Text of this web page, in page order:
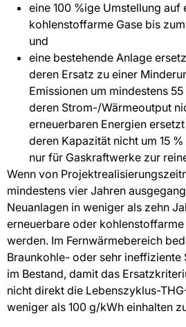
eine 100 %ige Umstellung auf
kohlenstoffarme Gase bis
und
eine bestehende Anlage
deren Ersatz zu einer
Emissionen um mindestens
deren Strom-/Wärmeoutput
erneuerbaren Energien
deren Kapazität nicht um 15
nur für Gaskraftwerke zur
Wenn von
mindestens vier Jahren
Neuanlagen in weniger als zehn
erneuerbare oder
werden. Im Fernwärmebereich
Braunkohle- oder sehr
im Bestand, damit das
nicht direkt die Lebenszyklus-
weniger als 100 g/kWh einhalten